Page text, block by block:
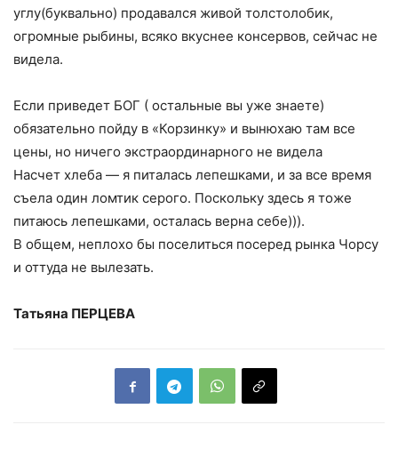
углу(буквально) продавался живой толстолобик,
огромные рыбины, всяко вкуснее консервов, сейчас не
видела.
Если приведет БОГ ( остальные вы уже знаете)
обязательно пойду в «Корзинку» и вынюхаю там все
цены, но ничего экстраординарного не видела
Насчет хлеба — я питалась лепешками, и за все время
съела один ломтик серого. Поскольку здесь я тоже
питаюсь лепешками, осталась верна себе))).
В общем, неплохо бы поселиться посеред рынка Чорсу
и оттуда не вылезать.
Татьяна ПЕРЦЕВА